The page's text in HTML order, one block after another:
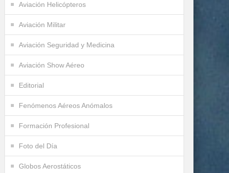
Aviación Helicópteros
Aviación Militar
Aviación Seguridad y Medicina
Aviación Show Aéreo
Editorial
Fenómenos Aéreos Anómalos
Formación Profesional
Foto del Día
Globos Aerostáticos